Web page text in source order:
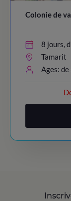
Colonie de
8 jours,
Tamarit
Ages: de